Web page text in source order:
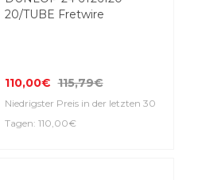
110,00€ 115,79€